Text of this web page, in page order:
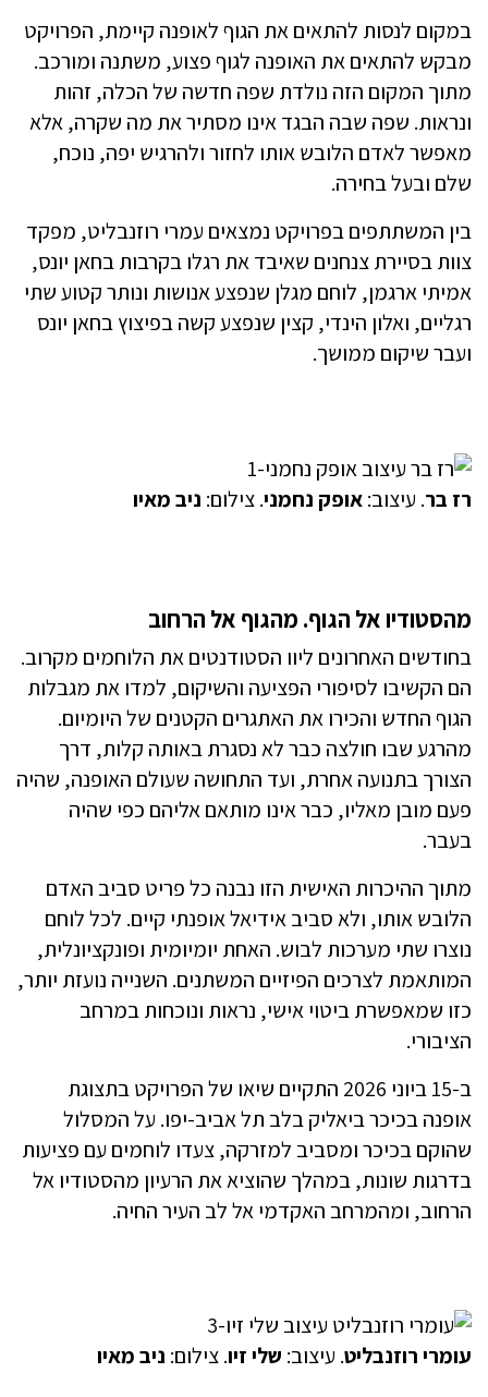
במקום לנסות להתאים את הגוף לאופנה קיימת, הפרויקט
מבקש להתאים את האופנה לגוף פצוע, משתנה ומורכב.
מתוך המקום הזה נולדת שפה חדשה של הכלה, זהות
ונראות. שפה שבה הבגד אינו מסתיר את מה שקרה, אלא
מאפשר לאדם הלובש אותו לחזור ולהרגיש יפה, נוכח,
שלם ובעל בחירה.
בין המשתתפים בפרויקט נמצאים עמרי רוזנבליט, מפקד
צוות בסיירת צנחנים שאיבד את רגלו בקרבות בחאן יונס,
אמיתי ארגמן, לוחם מגלן שנפצע אנושות ונותר קטוע שתי
רגליים, ואלון הינדי, קצין שנפצע קשה בפיצוץ בחאן יונס
ועבר שיקום ממושך.
רז בר. עיצוב:אופק נחמני. צילום: ניב מאיו
מהסטודיו אל הגוף. מהגוף אל הרחוב
בחודשים האחרונים ליוו הסטודנטים את הלוחמים מקרוב.
הם הקשיבו לסיפורי הפציעה והשיקום, למדו את מגבלות
הגוף החדש והכירו את האתגרים הקטנים של היומיום.
מהרגע שבו חולצה כבר לא נסגרת באותה קלות, דרך
הצורך בתנועה אחרת, ועד התחושה שעולם האופנה, שהיה
פעם מובן מאליו, כבר אינו מותאם אליהם כפי שהיה
בעבר.
מתוך ההיכרות האישית הזו נבנה כל פריט סביב האדם
הלובש אותו, ולא סביב אידיאל אופנתי קיים. לכל לוחם
נוצרו שתי מערכות לבוש. האחת יומיומית ופונקציונלית,
המותאמת לצרכים הפיזיים המשתנים. השנייה נועזת יותר,
כזו שמאפשרת ביטוי אישי, נראות ונוכחות במרחב
הציבורי.
ב-15 ביוני 2026 התקיים שיאו של הפרויקט בתצוגת
אופנה בכיכר ביאליק בלב תל אביב-יפו. על המסלול
שהוקם בכיכר ומסביב למזרקה, צעדו לוחמים עם פציעות
בדרגות שונות, במהלך שהוציא את הרעיון מהסטודיו אל
הרחוב, ומהמרחב האקדמי אל לב העיר החיה.
עומרי רוזנבליט. עיצוב: שלי זיו. צילום: ניב מאיו